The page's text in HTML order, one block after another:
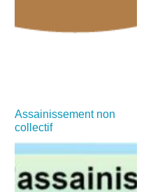
Assainissement non
collectif